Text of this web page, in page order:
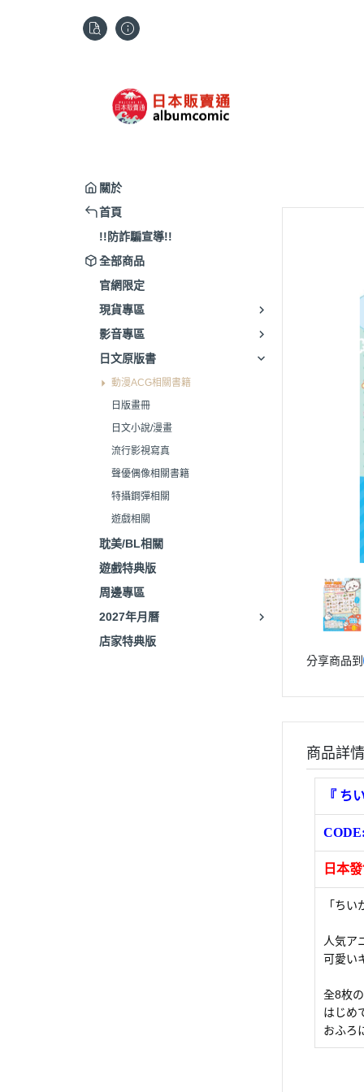
關於
首頁
!!防詐騙宣導!!
全部商品
官網限定
現貨專區
影音專區
日文原版書
動漫ACG相關書籍
日版畫冊
日文小說/漫畫
流行影視寫真
聲優偶像相關書籍
特攝鋼彈相關
遊戲相關
耽美/BL相關
遊戲特典版
周邊專區
2027年月曆
店家特典版
分享商品到
商品詳情
『 ち
CODE
日本
「ち
人気ア
可愛い
全8枚
はじめ
おふろ